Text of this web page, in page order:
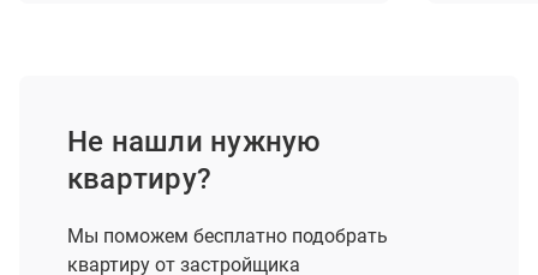
Не нашли нужную
квартиру?
Мы поможем бесплатно подобрать
квартиру от застройщика